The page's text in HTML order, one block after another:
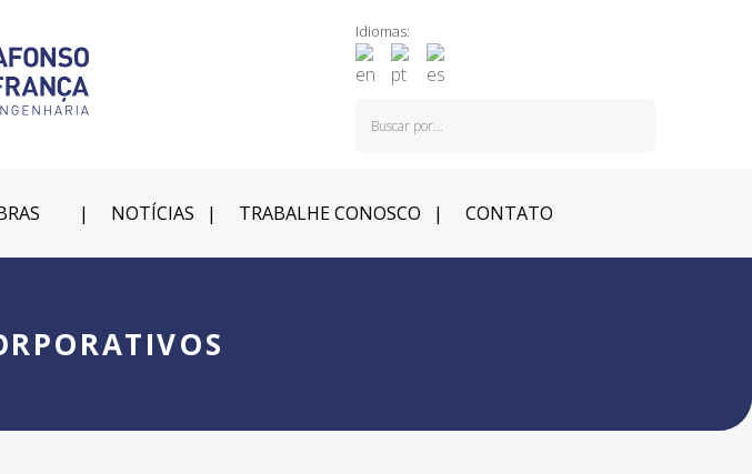
Idiomas:
NOTÍCIAS TRABALHE CONOSCO CONTATO